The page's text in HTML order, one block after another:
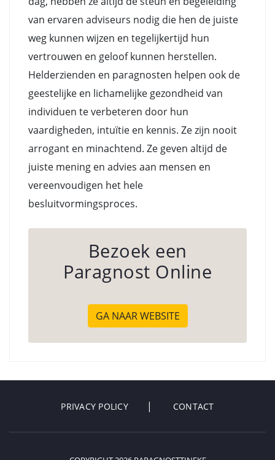
van ervaren adviseurs nodig die hen de juiste
weg kunnen wijzen en tegelijkertijd hun
vertrouwen en geloof kunnen herstellen.
Helderzienden en paragnosten helpen ook de
geestelijke en lichamelijke gezondheid van
individuen te verbeteren door hun
vaardigheden, intuïtie en kennis. Ze zijn nooit
arrogant en minachtend. Ze geven altijd de
juiste mening en advies aan mensen en
vereenvoudigen het hele
besluitvormingsproces.
Bezoek een
Paragnost Online
GA NAAR WEBSITE
PRIVACY POLICY CONTACT